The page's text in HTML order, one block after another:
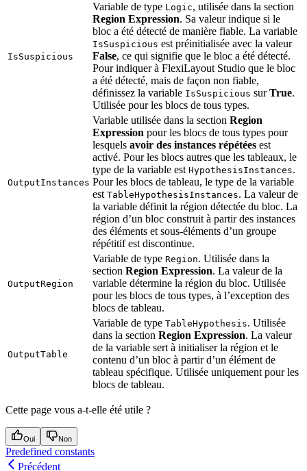
IsSuspicious
Variable de type Logic, utilisée dans la section
Region Expression. Sa valeur indique si le
bloc a été détecté de manière fiable. La variable
IsSuspicious est préinitialisée avec la valeur
False, ce qui signifie que le bloc a été détecté.
Pour indiquer à FlexiLayout Studio que le bloc
a été détecté, mais de façon non fiable,
définissez la variable IsSuspicious surTrue.
Utilisée pour les blocs de tous types.
OutputInstances
Variable utilisée dans la section Region
Expression pour les blocs de tous types pour
lesquels avoir des instances répétées est
activé. Pour les blocs autres que les tableaux, le
type de la variable est HypothesisInstances.
Pour les blocs de tableau, le type de la variable
est TableHypothesisInstances. La valeur de
la variable définit la région détectée du bloc. La
région d’un bloc construit à partir des instances
des éléments et sous-éléments d’un groupe
répétitif est discontinue.
OutputRegion
Variable de type Region. Utilisée dans la
section Region Expression. La valeur de la
variable détermine la région du bloc. Utilisée
pour les blocs de tous types, à l’exception des
blocs de tableau.
OutputTable
Variable de type TableHypothesis. Utilisée
dans la section Region Expression. La valeur
de la variable sert à initialiser la région et le
contenu d’un bloc à partir d’un élément de
tableau spécifique. Utilisée uniquement pour les
blocs de tableau.
Cette page vous a-t-elle été utile ?
Oui Non
Predefined constants
Précédent